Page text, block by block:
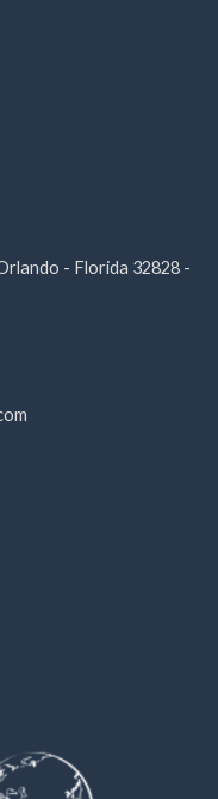
- Florida 32828 -